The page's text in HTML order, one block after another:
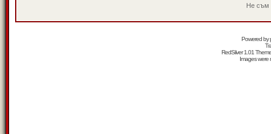
Не съм
Powered by
RedSilver 1.01
Images were